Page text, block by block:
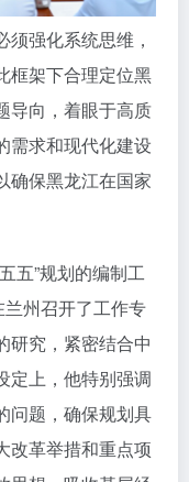
强化系统思维，
框架下合理定位黑
导向，着眼于高质
需求和现代化建设
确保黑龙江在国家
五”规划的编制工
州召开了工作专
研究，紧密结合中
定上，他特别强调
问题，确保规划具
改革举措和重点项